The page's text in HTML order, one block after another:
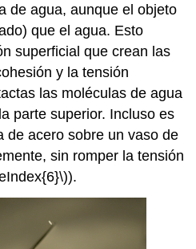
de agua, aunque el objeto
que el agua. Esto
superficial que crean las
y la tensión
las moléculas de agua
parte superior. Incluso es
de acero sobre un vaso de
sin romper la tensión
).